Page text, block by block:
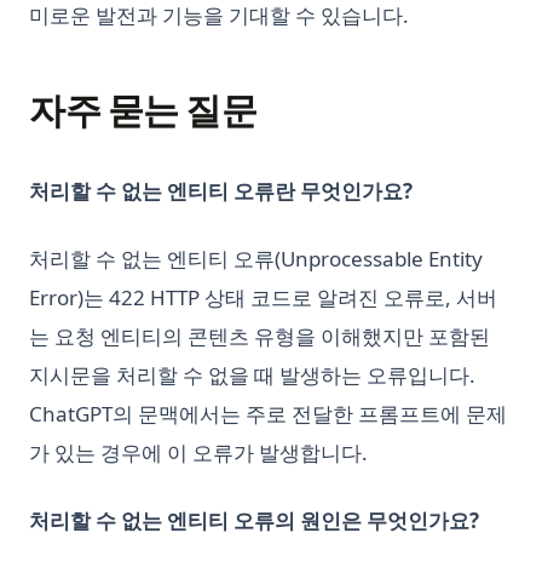
미로운 발전과 기능을 기대할 수 있습니다.
자주 묻는 질문
처리할 수 없는 엔티티 오류란 무엇인가요?
처리할 수 없는 엔티티 오류(Unprocessable Entity
Error)는 422 HTTP 상태 코드로 알려진 오류로, 서버
는 요청 엔티티의 콘텐츠 유형을 이해했지만 포함된
지시문을 처리할 수 없을 때 발생하는 오류입니다.
ChatGPT의 문맥에서는 주로 전달한 프롬프트에 문제
가 있는 경우에 이 오류가 발생합니다.
처리할 수 없는 엔티티 오류의 원인은 무엇인가요?